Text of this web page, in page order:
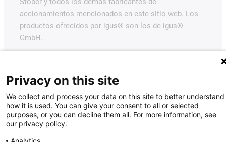
accionamientos mencionados en este sitio web. Los
productos ofrecidos por igus® son los de igus®
GmbH.
Privacy on this site
We collect and process your data on this site to better understand
how it is used. You can give your consent to all or selected
purposes, or you can decline them all. For more information, see
our privacy policy.